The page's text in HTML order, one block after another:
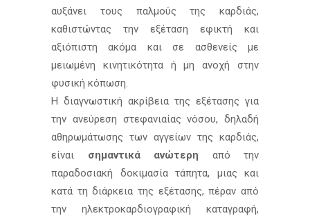
αυξάνει τους παλμούς της καρδιάς,
καθιστώντας την εξέταση εφικτή και
αξιόπιστη ακόμα και σε ασθενείς με
μειωμένη κινητικότητα ή μη ανοχή στην
φυσική κόπωση.
Η διαγνωστική ακρίβεια της εξέτασης για
την ανεύρεση στεφανιαίας νόσου, δηλαδή
αθηρωμάτωσης των αγγείων της καρδιάς,
είναι σημαντικά ανώτερη από την
παραδοσιακή δοκιμασία τάπητα, μιας και
κατά τη διάρκεια της εξέτασης, πέραν από
την ηλεκτροκαρδιογραφική καταγραφή,